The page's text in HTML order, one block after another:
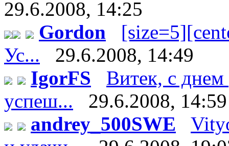
29.6.2008, 14:25
Gordon
Ус...
29.6.2008, 14:49
IgorFS
Витек, с
успеш...
29.6.2008, 14:59
andrey_500SWE